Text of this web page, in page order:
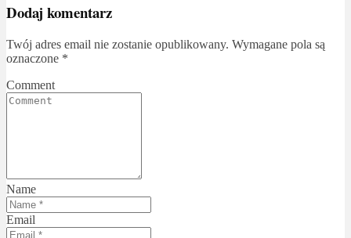
Dodaj komentarz
Twój adres email nie zostanie opublikowany. Wymagane pola są
oznaczone *
Comment
Name
Email